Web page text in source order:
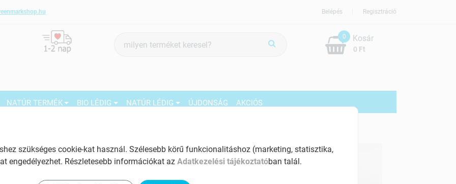
Regisztráció
Belépés
keresés
0
0 Ft
Kosár
NATÚR TERMÉK BIO LÉDIG NATÚR LÉDIG ÚJDONSÁG AKCIÓS
szükséges cookie-kat használ. Szélesebb körű funkcionalitáshoz (marketing, statisztika,
engedélyezhet. Részletesebb információkat az Adatkezelési tájékoztatóban talál.